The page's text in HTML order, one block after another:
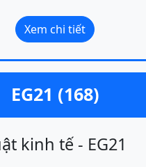
Xem chi tiết
EG21 (168)
kinh tế - EG21